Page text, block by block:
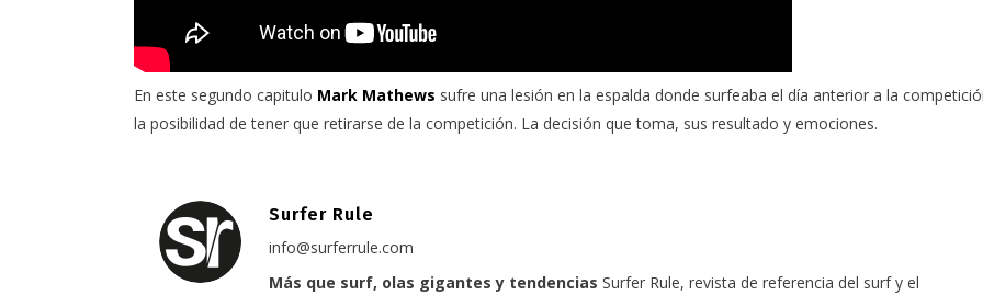
En este segundo capitulo Mark Mathews sufre una lesión en la espalda donde surfeaba el día anterior a la
la posibilidad de tener que retirarse de la competición. La decisión que toma, sus resultado y emociones.
Surfer Rule
info@surferrule.com
Más que surf, olas gigantes y tendencias Surfer Rule, revista de referencia del surf y el